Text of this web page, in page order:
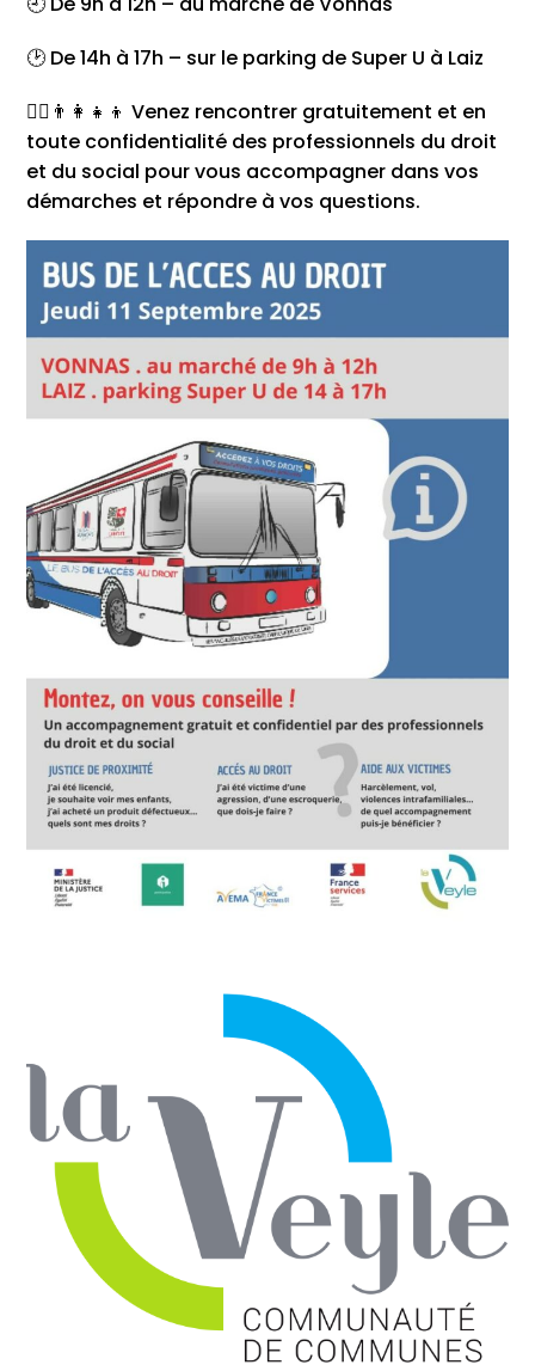
🕑 De 14h à 17h – sur le parking de Super U à Laiz
👩‍⚖️👨‍👩‍👧‍👦 Venez rencontrer gratuitement et en
toute confidentialité des professionnels du droit
et du social pour vous accompagner dans vos
démarches et répondre à vos questions.